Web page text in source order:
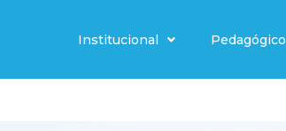
Institucional Pedagógico